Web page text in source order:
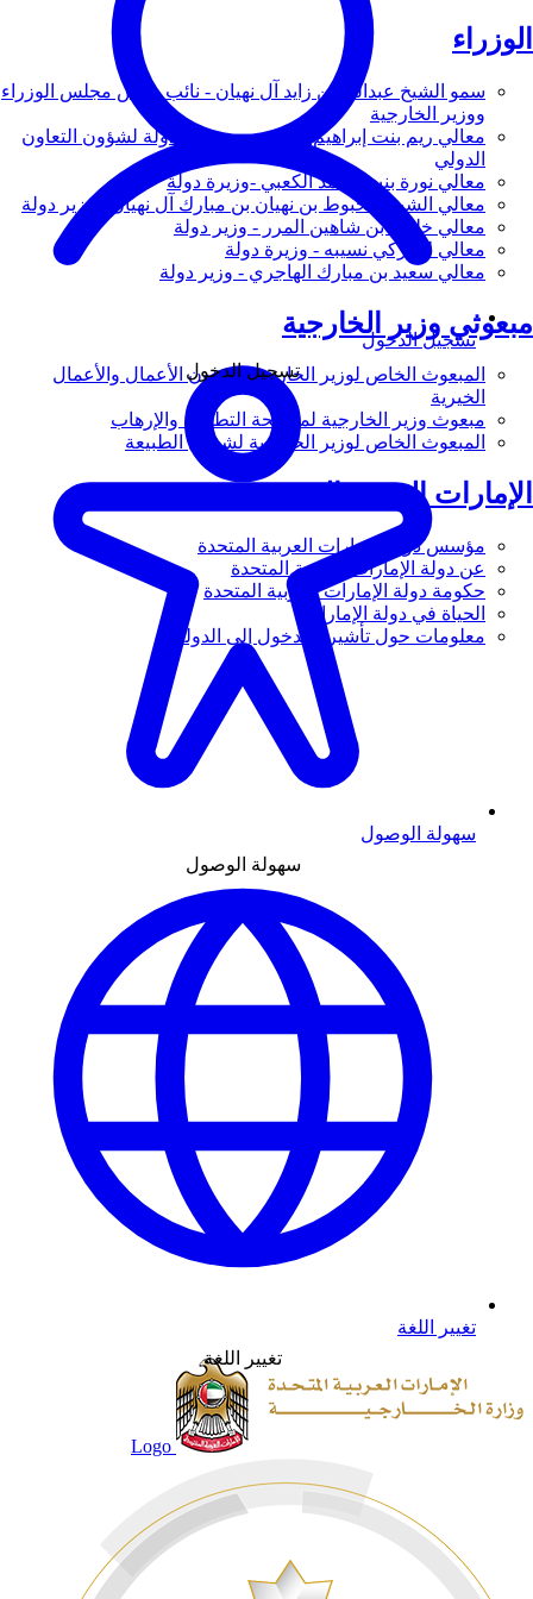
الوزراء
سمو الشيخ عبدالله بن زايد آل نهيان - نائب رئيس مجلس الوزراء
ووزير الخارجية
معالي ريم بنت إبراهيم الهاشمي - وزيرة دولة لشؤون التعاون
الدولي
معالي نورة بنت محمد الكعبي -وزيرة دولة
معالي الشيخ شخبوط بن نهيان بن مبارك آل نهيان - وزير دولة
معالي خليفة بن شاهين المرر - وزير دولة
معالي لانا زكي نسيبه - وزيرة دولة
معالي سعيد بن مبارك الهاجري - وزير دولة
مبعوثي وزير الخارجية
المبعوث الخاص لوزير الخارجية لشؤون الأعمال والأعمال
الخيرية
مبعوث وزير الخارجية لمكافحة التطرف والإرهاب
المبعوث الخاص لوزير الخارجية لشؤون الطبيعة
الإمارات العربية المتحدة
مؤسس دولة الإمارات العربية المتحدة
عن دولة الإمارات العربية المتحدة
حكومة دولة الإمارات العربية المتحدة
الحياة في دولة الإمارات
معلومات حول تأشيرة الدخول إلى الدولة
تسجيل الدخول
تسجيل الدخول
سهولة الوصول
سهولة الوصول
تغيير اللغة
تغيير اللغة
Logo